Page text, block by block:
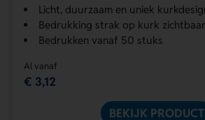
Licht, duurzaam en uniek
Bedrukking strak op kurk zichtbaar
Bedrukken vanaf 50 stuks
Al vanaf
€ 3,12
BEKIJK PRODUCT